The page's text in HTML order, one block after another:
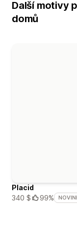
Další motivy
domů
Placid
340 $
99%